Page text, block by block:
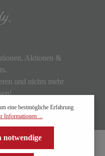
Aktionen &
und nichts mehr
eine bestmögliche Erfahrung
Informationen ...
notwendige